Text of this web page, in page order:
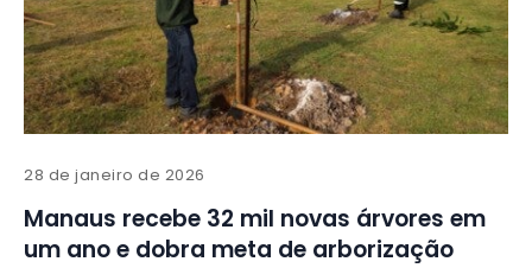
28 de janeiro de 2026
Manaus recebe 32 mil novas árvores em
um ano e dobra meta de arborização